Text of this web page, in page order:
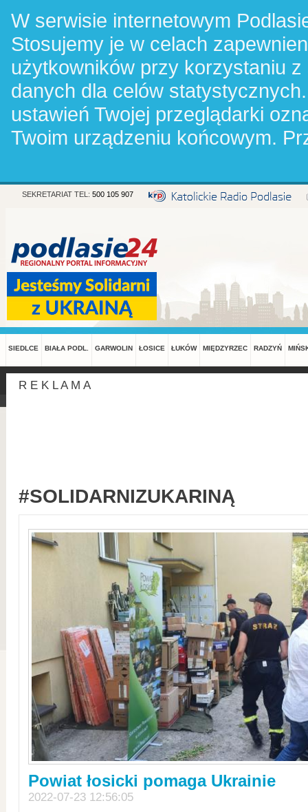
W serwisie internetowym
Stosujemy je w celach
użytkowników przy korzystaniu
danych dla celów
ustawień Twojej przeglądarki
Twoim urządzeniu końcowym.
SEKRETARIAT TEL: 500 105 907
SIEDLCE BIAŁA PODL. GARWOLIN ŁOSICE ŁUKÓW MIĘDZYRZEC RADZYŃ
R E K L A M A
#SOLIDARNIZUKARINĄ
Powiat łosicki pomaga Ukrainie
2022-07-23 12:56:05